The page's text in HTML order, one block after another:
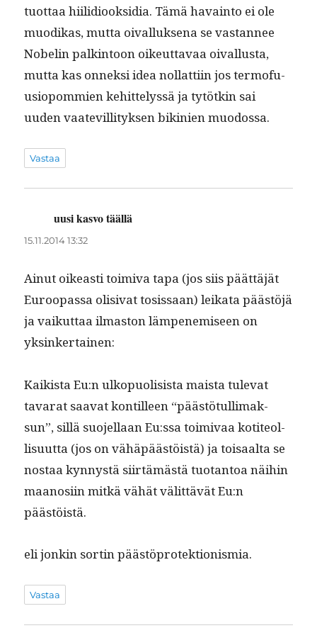
tuot­taa hiilid­iook­sidia. Tämä havain­to ei ole
muodikas, mut­ta oival­luk­se­na se vas­tan­nee
Nobelin palk­in­toon oikeut­tavaa oival­lus­ta,
mut­ta kas onnek­si idea nol­lat­ti­in jos ter­mo­fu­
u­siopom­mien kehit­telyssä ja tytötkin sai
uuden vaat­evil­li­tyk­sen bikinien muodossa.
Vastaa
uusi kasvo täällä
15.11.2014 13:32
Ain­ut oikeasti toimi­va tapa (jos siis päät­täjät
Euroopas­sa oli­si­vat tosis­saan) leika­ta päästöjä
ja vaikut­taa ilmas­ton läm­pen­e­miseen on
yksinkertainen:
Kaik­ista Eu:n ulkop­uoli­sista maista tule­vat
tavarat saa­vat kon­tilleen “päästö­tul­li­mak­
sun”, sil­lä suo­jel­laan Eu:ssa toimi­vaa koti­te­ol­
lisu­ut­ta (jos on vähäpäästöistä) ja toisaal­ta se
nos­taa kyn­nys­tä siirtämästä tuotan­toa näi­hin
maanosi­in mitkä vähät välit­tävät Eu:n
päästöistä.
eli jonkin sortin päästöprotektionismia.
Vastaa